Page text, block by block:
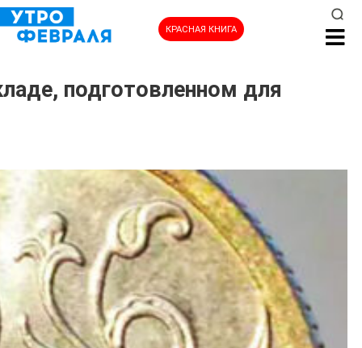
КРАСНАЯ КНИГА
подготовленном для